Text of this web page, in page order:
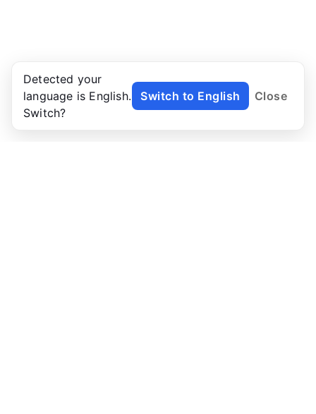
Detected your
language is English.
Switch?
Switch to English Close